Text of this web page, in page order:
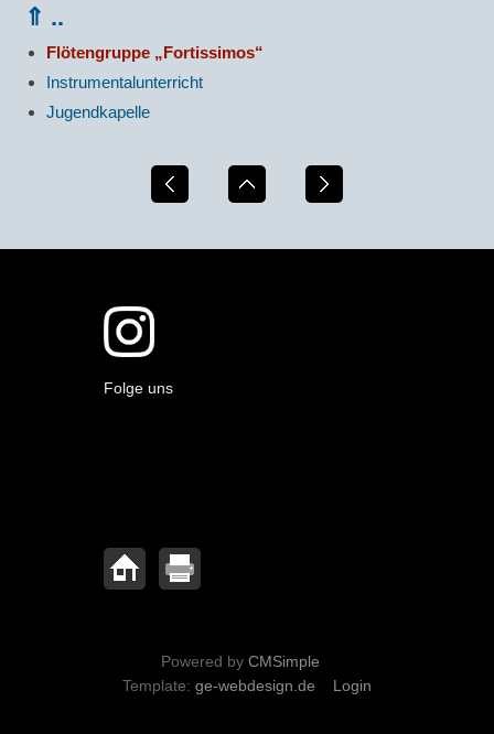
⇑ ..
Flötengruppe „Fortissimos“
Instrumentalunterricht
Jugendkapelle
Folge uns
Powered by CMSimple
Template: ge-webdesign.de Login